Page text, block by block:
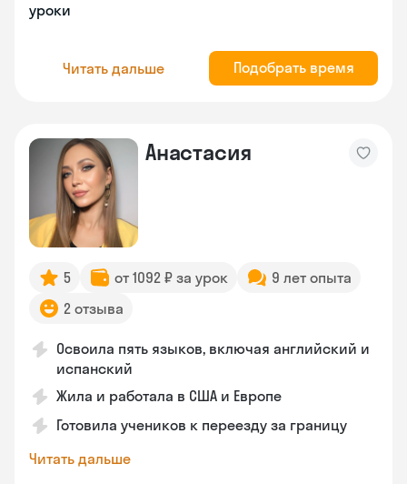
уроки
Читать дальше Подобрать время
Анастасия
5 от 1092 ₽ за урок
9 лет опыта
2 отзыва
Освоила пять языков, включая английский и
испанский
Жила и работала в США и Европе
Готовила учеников к переезду за границу
Читать дальше